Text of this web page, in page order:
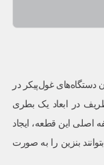
غول‌پیکر در
در ابعاد یک بطری
اصلی این قطعه، ایجاد
بنزین را به صورت